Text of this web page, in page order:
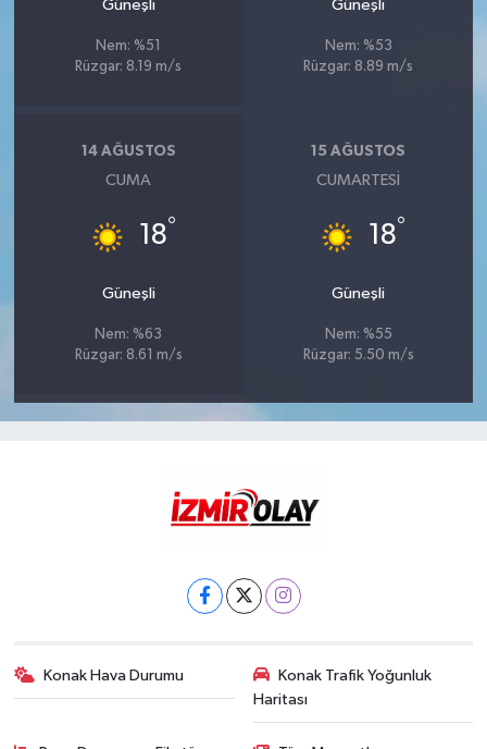
Güneşli
Nem: %51
Rüzgar: 8.19 m/s
Güneşli
Nem: %53
Rüzgar: 8.89 m/s
14 AĞUSTOS
CUMA
18°
Güneşli
Nem: %63
Rüzgar: 8.61 m/s
15 AĞUSTOS
CUMARTESI
18°
Güneşli
Nem: %55
Rüzgar: 5.50 m/s
Konak Hava Durumu
Konak Trafik Yoğunluk
Haritası